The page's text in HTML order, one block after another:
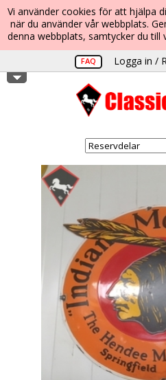
Vi använder cookies för att hjälpa
när du använder vår webbplats.
denna webbplats, samtycker du till
FAQ Logga in /